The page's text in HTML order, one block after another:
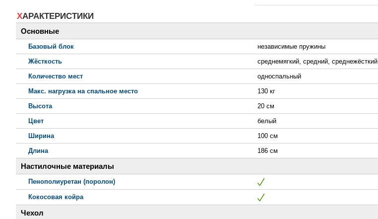
ХАРАКТЕРИСТИКИ
Основные
Базовый блок
независимые пружины
Жёсткость
среднемягкий, средний, среднежёсткий
Количество мест
односпальный
Макс. нагрузка на спальное место
130 кг
Высота
20 см
Цвет
белый
Ширина
100 см
Длина
186 см
Настилочные материалы
Пенополиуретан (поролон)
Кокосовая койра
Чехол